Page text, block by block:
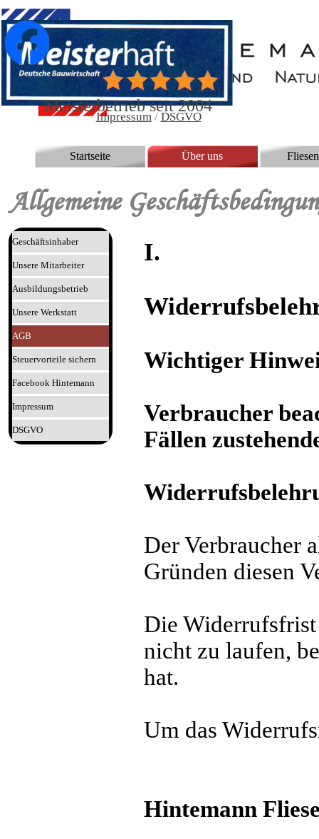
Jetzt Steuervorteile sichern
Meisterbetrieb seit 2004
Impressum/ DSGVO
Startseite Über uns ▼
Allgemeine
Geschäftsinhaber
Unsere Mitarbeiter
Ausbildungsbetrieb
Unsere Werkstatt
AGB
Steuervorteile sichern
Facebook Hintemann
Impressum
DSGVO
I.
Wichtiger
Verbraucher
Fällen
Der Verbraucher
Gründen diesen
Die Widerrufsfrist
nicht zu laufen,
hat.
Um das
Hintemann